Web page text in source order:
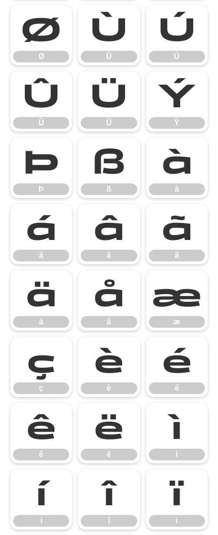
Ø
Ø
Ù
Ù
Ú
Ú
Û
Û
Ü
Ü
Ý
Ý
Þ
Þ
ß
ß
à
à
á
á
â
â
ã
ã
ä
ä
å
å
æ
æ
ç
ç
è
è
é
é
ê
ê
ë
ë
ì
ì
í
í
î
î
ï
ï